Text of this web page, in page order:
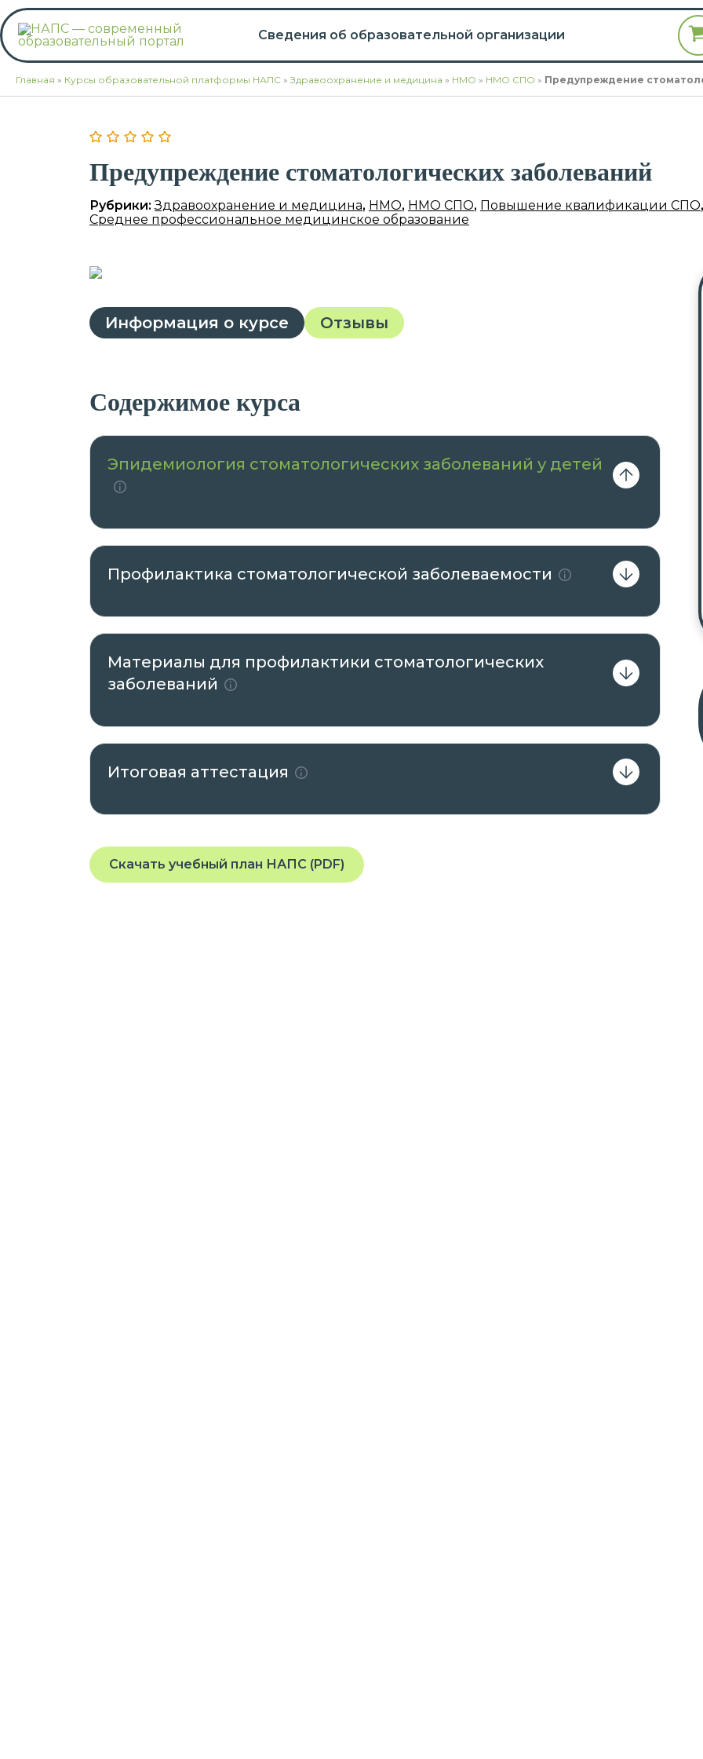
Перейти
к
содержимому
Сведения об образовательной организации
Главная » Курсы образовательной платформы НАПС »Здравоохранение и медицина » НМО » НМО СПО » Предупреждение
Предупреждение стоматологических заболеваний
Рубрики:Здравоохранение и медицина, НМО, НМО СПО, Повышение квалификации СПО,
Среднее профессиональное медицинское образование
Информация о курсе Отзывы
Содержимое курса
Эпидемиология стоматологических заболеваний у детей
Профилактика стоматологической заболеваемости
Материалы для профилактики стоматологических
заболеваний
Итоговая аттестация
Скачать учебный план НАПС (PDF)